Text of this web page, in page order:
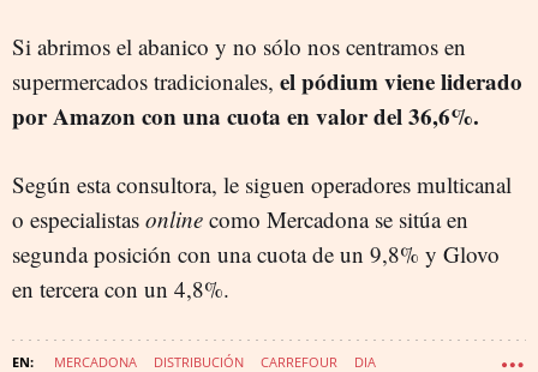
Si abrimos el abanico y no sólo nos centramos en
supermercados tradicionales, el pódium viene liderado
por Amazon con una cuota en valor del 36,6%.
Según esta consultora, le siguen operadores multicanal
o especialistas online como Mercadona se sitúa en
segunda posición con una cuota de un 9,8% y Glovo
en tercera con un 4,8%.
MERCADONA DISTRIBUCIÓN CARREFOUR DIA